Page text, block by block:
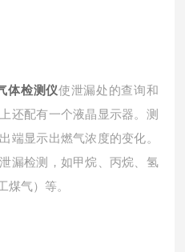
体检测仪使泄漏处的查询和
还配有一个液晶显示器。测
端显示出燃气浓度的变化。
漏检测，如甲烷、丙烷、氢
煤气）等。